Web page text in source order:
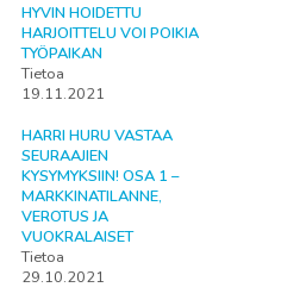
HYVIN HOIDETTU
HARJOITTELU VOI POIKIA
TYÖPAIKAN
Tietoa
19.11.2021
HARRI HURU VASTAA
SEURAAJIEN
KYSYMYKSIIN! OSA 1 –
MARKKINATILANNE,
VEROTUS JA
VUOKRALAISET
Tietoa
29.10.2021